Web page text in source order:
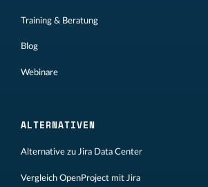
Training & Beratung
Blog
Webinare
ALTERNATIVEN
Alternative zu Jira Data Center
Vergleich OpenProject mit Jira